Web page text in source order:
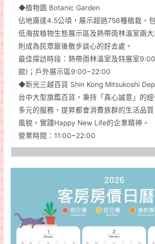
◆植物園 Botanic Garden
佔地廣達4.5公頃，展示超過756種植栽，
低海拔植物生態展示區及熱帶雨林溫室兩
則成為民眾飯後散步談心的好去處。
最佳探訪時段：熱帶雨林溫室及特展室
館)；戶外展示區9:00~22:00
◆新光三越百貨 Shin Kong Mitsukoshi
台中大型旗鑑百貨，秉持「真心誠意」的
多元的服務，提昇都會消費族群的生活品
風貌，實踐Happy New Life的企業精神。
營業時間：11:00~22:00